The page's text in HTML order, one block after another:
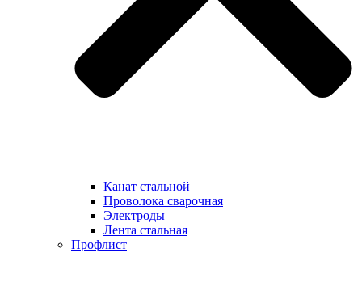
Канат стальной
Проволока сварочная
Электроды
Лента стальная
Профлист